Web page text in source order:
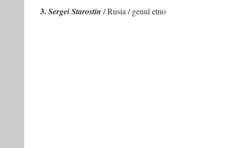
3.Sergei Starostin / Rusia / genul etno